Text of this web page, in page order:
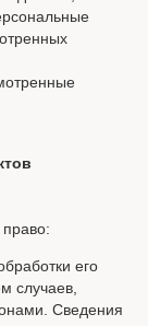
его
случаев,
Сведения